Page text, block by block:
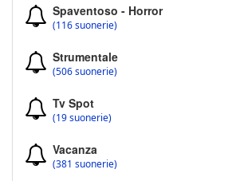
Spaventoso - Horror
(116 suonerie)
Strumentale
(506 suonerie)
Tv Spot
(19 suonerie)
Vacanza
(381 suonerie)